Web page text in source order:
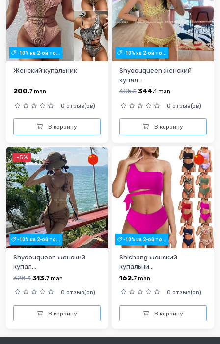
-10% на 2-ой то...
Женский купальник
200.7 man
0 отзыв(ов)
В корзину
-10% на 2-ой то...
Shydouqueen женский
купал...
405.5 344.1 man
0 отзыв(ов)
В корзину
-5%
-10% на 2-ой то...
Shydouqueen женский
купал...
328.3 313.7 man
0 отзыв(ов)
В корзину
-10% на 2-ой то...
Shishang женский
купальни...
162.7 man
0 отзыв(ов)
В корзину